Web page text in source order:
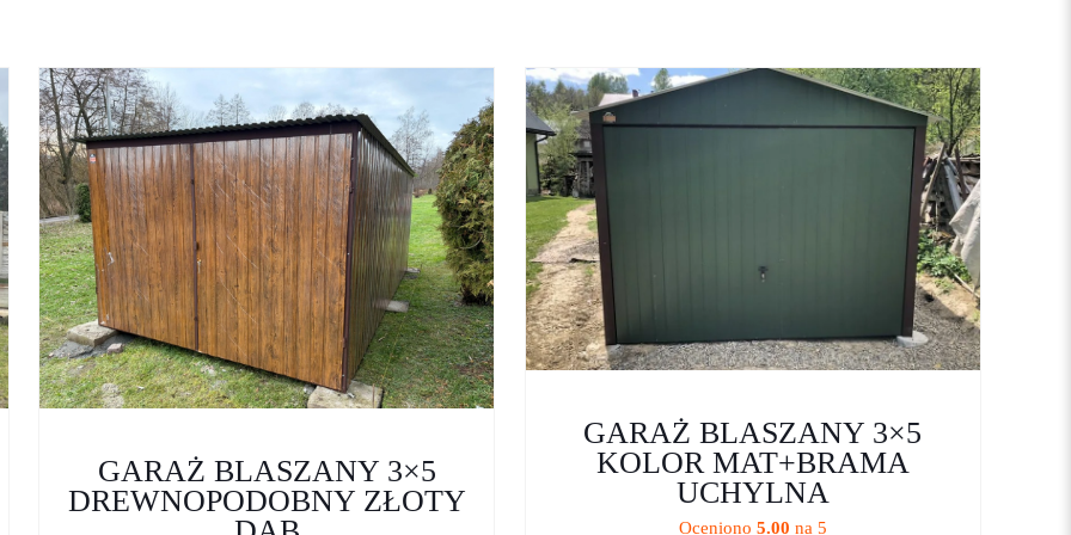
akrylowa, drewnopodobna
opublikowany. Wymagane pola są oznaczone
przeglądarce podczas pisania
kolejnych komentarzy.
cyframi:
GARAŻ BLASZANY 3×5
DREWNOPODOBNY ZŁOTY
GARAŻ BLASZANY 3×5
KOLOR MAT+BRAMA
UCHYLNA
Oceniono 5.00 na 5